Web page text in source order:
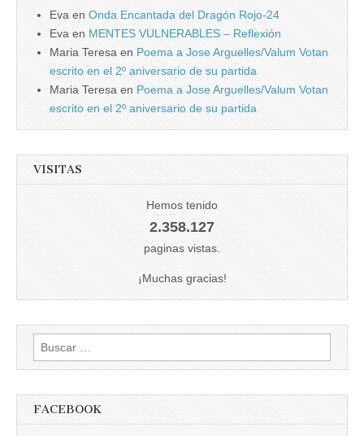
Eva en Onda Encantada del Dragón Rojo-24
Eva en MENTES VULNERABLES – Reflexión
Maria Teresa en Poema a Jose Arguelles/Valum Votan
escrito en el 2º aniversario de su partida
Maria Teresa en Poema a Jose Arguelles/Valum Votan
escrito en el 2º aniversario de su partida
VISITAS
Hemos tenido
2.358.127
paginas vistas.
¡Muchas gracias!
Buscar:
FACEBOOK